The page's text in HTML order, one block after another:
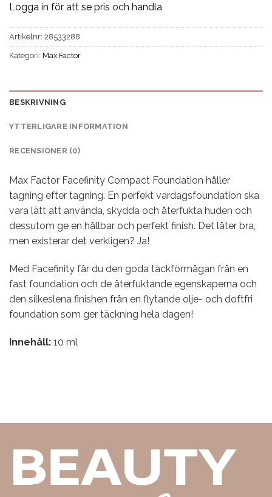
Logga in för att se pris och handla
Artikelnr: 28533288
Kategori: Max Factor
BESKRIVNING
YTTERLIGARE INFORMATION
RECENSIONER (0)
Max Factor Facefinity Compact Foundation håller
tagning efter tagning. En perfekt vardagsfoundation ska
vara lätt att använda, skydda och återfukta huden och
dessutom ge en hållbar och perfekt finish. Det låter bra,
men existerar det verkligen? Ja!
Med Facefinity får du den goda täckförmågan från en
fast foundation och de återfuktande egenskaperna och
den silkeslena finishen från en flytande olje- och doftfri
foundation som ger täckning hela dagen!
Innehåll: 10 ml